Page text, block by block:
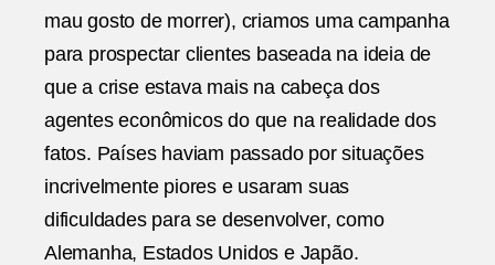
mau gosto de morrer), criamos uma campanha
para prospectar clientes baseada na ideia de
que a crise estava mais na cabeça dos
agentes econômicos do que na realidade dos
fatos. Países haviam passado por situações
incrivelmente piores e usaram suas
dificuldades para se desenvolver, como
Alemanha, Estados Unidos e Japão.